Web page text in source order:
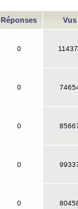
Réponses Vus
0
0
0
0
0